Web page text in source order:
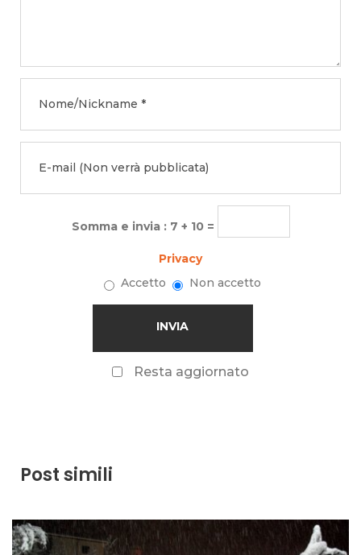
Somma e invia : 7 + 10 =
Privacy
Accetto
Non accetto
Resta aggiornato
Post simili